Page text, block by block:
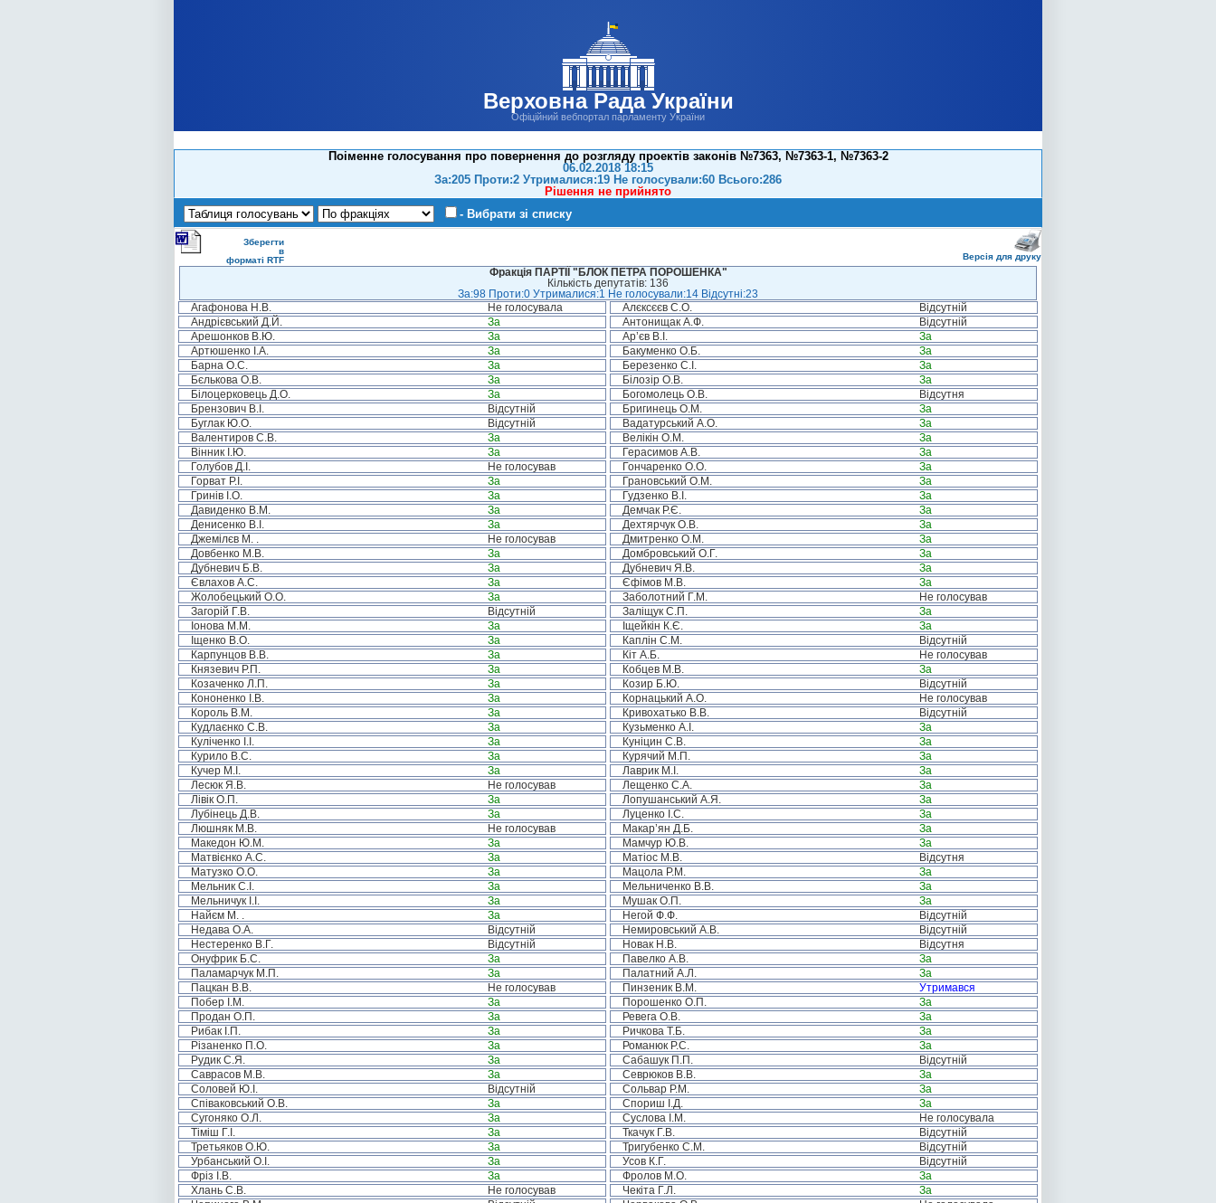
Верховна Рада України
Офіційний вебпортал парламенту України
Поіменне голосування про повернення до розгляду проектів законів №7363, №7363-1, №7363-2
06.02.2018 18:15
За:205 Проти:2 Утрималися:19 Не голосували:60 Всього:286
Рішення не прийнято
- Вибрати зі списку
Зберегти
в
форматі RTF
Версія для друку
Фракція ПАРТІЇ "БЛОК ПЕТРА ПОРОШЕНКА"
Кількість депутатів: 136
За:98 Проти:0 Утрималися:1 Не голосували:14 Відсутні:23
Агафонова Н.В.
Не голосувала Алєксєєв С.О.
Відсутній
Андрієвський Д.Й.
За Антонищак А.Ф.
Відсутній
Арешонков В.Ю.
За Ар’єв В.І.
За
Артюшенко І.А.
За Бакуменко О.Б.
За
Барна О.С.
За Березенко С.І.
За
Бєлькова О.В.
За Білозір О.В.
За
Білоцерковець Д.О.
За Богомолець О.В.
Відсутня
Брензович В.І.
Відсутній Бригинець О.М.
За
Буглак Ю.О.
Відсутній Вадатурський А.О.
За
Валентиров С.В.
За Велікін О.М.
За
Вінник І.Ю.
За Герасимов А.В.
За
Голубов Д.І.
Не голосував Гончаренко О.О.
За
Горват Р.І.
За Грановський О.М.
За
Гринів І.О.
За Гудзенко В.І.
За
Давиденко В.М.
За Демчак Р.Є.
За
Денисенко В.І.
За Дехтярчук О.В.
За
Джемілєв М. .
Не голосував Дмитренко О.М.
За
Довбенко М.В.
За Домбровський О.Г.
За
Дубневич Б.В.
За Дубневич Я.В.
За
Євлахов А.С.
За Єфімов М.В.
За
Жолобецький О.О.
За Заболотний Г.М.
Не голосував
Загорій Г.В.
Відсутній Заліщук С.П.
За
Іонова М.М.
За Іщейкін К.Є.
За
Іщенко В.О.
За Каплін С.М.
Відсутній
Карпунцов В.В.
За Кіт А.Б.
Не голосував
Князевич Р.П.
За Кобцев М.В.
За
Козаченко Л.П.
За Козир Б.Ю.
Відсутній
Кононенко І.В.
За Корнацький А.О.
Не голосував
Король В.М.
За Кривохатько В.В.
Відсутній
Кудлаєнко С.В.
За Кузьменко А.І.
За
Куліченко І.І.
За Куніцин С.В.
За
Курило В.С.
За Курячий М.П.
За
Кучер М.І.
За Лаврик М.І.
За
Лесюк Я.В.
Не голосував Лещенко С.А.
За
Лівік О.П.
За Лопушанський А.Я.
За
Лубінець Д.В.
За Луценко І.С.
За
Люшняк М.В.
Не голосував Макар’ян Д.Б.
За
Македон Ю.М.
За Мамчур Ю.В.
За
Матвієнко А.С.
За Матіос М.В.
Відсутня
Матузко О.О.
За Мацола Р.М.
За
Мельник С.І.
За Мельниченко В.В.
За
Мельничук І.І.
За Мушак О.П.
За
Найєм М. .
За Негой Ф.Ф.
Відсутній
Недава О.А.
Відсутній Немировський А.В.
Відсутній
Нестеренко В.Г.
Відсутній Новак Н.В.
Відсутня
Онуфрик Б.С.
За Павелко А.В.
За
Паламарчук М.П.
За Палатний А.Л.
За
Пацкан В.В.
Не голосував Пинзеник В.М.
Утримався
Побер І.М.
За Порошенко О.П.
За
Продан О.П.
За Ревега О.В.
За
Рибак І.П.
За Ричкова Т.Б.
За
Різаненко П.О.
За Романюк Р.С.
За
Рудик С.Я.
За Сабашук П.П.
Відсутній
Саврасов М.В.
За Севрюков В.В.
За
Соловей Ю.І.
Відсутній Сольвар Р.М.
За
Співаковський О.В.
За Спориш І.Д.
За
Сугоняко О.Л.
За Суслова І.М.
Не голосувала
Тіміш Г.І.
За Ткачук Г.В.
Відсутній
Третьяков О.Ю.
За Тригубенко С.М.
Відсутній
Урбанський О.І.
За Усов К.Г.
Відсутній
Фріз І.В.
За Фролов М.О.
За
Хлань С.В.
Не голосував Чекіта Г.Л.
За